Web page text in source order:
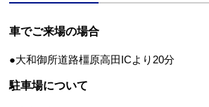
車でご来場の場合
●大和御所道路橿原高田ICより20分
駐車場について